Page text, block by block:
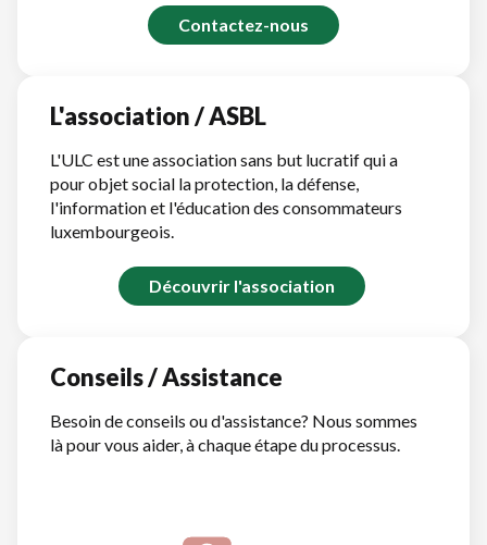
Contactez-nous
L'association / ASBL
L'ULC est une association sans but lucratif qui a
pour objet social la protection, la défense,
l'information et l'éducation des consommateurs
luxembourgeois.
Découvrir l'association
Conseils / Assistance
Besoin de conseils ou d'assistance? Nous sommes
là pour vous aider, à chaque étape du processus.